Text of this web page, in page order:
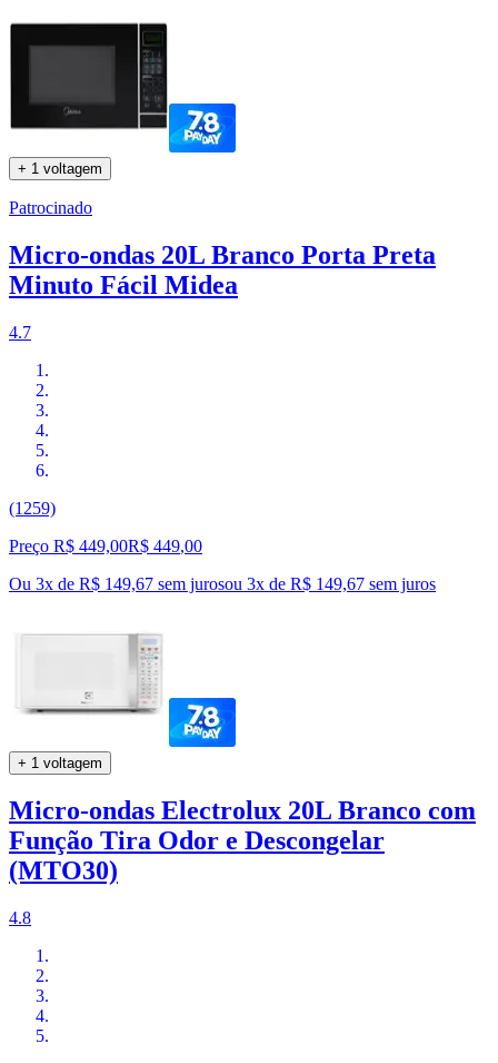
+ 1 voltagem
Patrocinado
Micro-ondas 20L Branco Porta Preta
Minuto Fácil Midea
4.7
(1259)
Preço R$ 449,00R$ 449,00
Ou 3x de R$ 149,67 sem jurosou 3x de R$ 149,67 sem juros
+ 1 voltagem
Micro-ondas Electrolux 20L Branco com
Função Tira Odor e Descongelar
(MTO30)
4.8